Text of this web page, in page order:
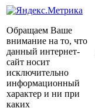
Обращаем Ваше
внимание на то, что
данный интернет-
сайт носит
исключительно
информационный
характер и ни при
каких